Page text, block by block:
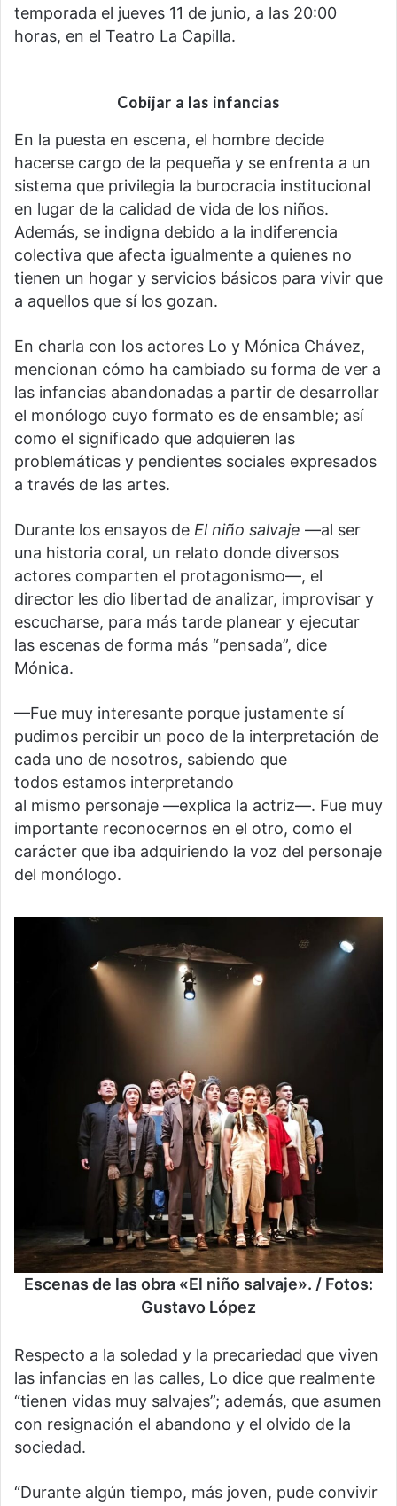
temporada el jueves 11 de junio, a las 20:00
horas, en el Teatro La Capilla.
Cobijar a las infancias
En la puesta en escena, el hombre decide
hacerse cargo de la pequeña y se enfrenta a un
sistema que privilegia la burocracia institucional
en lugar de la calidad de vida de los niños.
Además, se indigna debido a la indiferencia
colectiva que afecta igualmente a quienes no
tienen un hogar y servicios básicos para vivir que
a aquellos que sí los gozan.
En charla con los actores Lo y Mónica Chávez,
mencionan cómo ha cambiado su forma de ver a
las infancias abandonadas a partir de desarrollar
el monólogo cuyo formato es de ensamble; así
como el significado que adquieren las
problemáticas y pendientes sociales expresados
a través de las artes.
Durante los ensayos de El niño salvaje —al ser
una historia coral, un relato donde diversos
actores comparten el protagonismo—, el
director les dio libertad de analizar, improvisar y
escucharse, para más tarde planear y ejecutar
las escenas de forma más “pensada”, dice
Mónica.
—Fue muy interesante porque justamente sí
pudimos percibir un poco de la interpretación de
cada uno de nosotros, sabiendo que
todos estamos interpretando
al mismo personaje —explica la actriz—. Fue muy
importante reconocernos en el otro, como el
carácter que iba adquiriendo la voz del personaje
del monólogo.
Escenas de las obra «El niño salvaje». / Fotos:
Gustavo López
Respecto a la soledad y la precariedad que viven
las infancias en las calles, Lo dice que realmente
“tienen vidas muy salvajes”; además, que asumen
con resignación el abandono y el olvido de la
sociedad.
“Durante algún tiempo, más joven, pude convivir